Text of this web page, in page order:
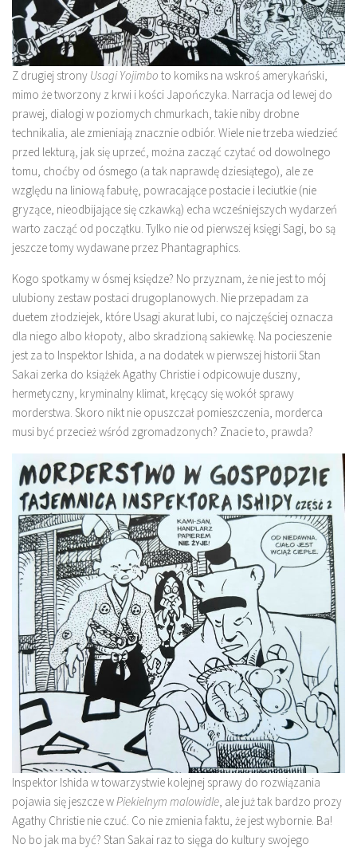
Z drugiej strony UsagiYojimbo to komiks na wskroś amerykański,
mimo że tworzony z krwi i kości Japończyka. Narracja od lewej do
prawej, dialogi w poziomych chmurkach, takie niby drobne
technikalia, ale zmieniają znacznie odbiór. Wiele nie trzeba wiedzieć
przed lekturą, jak się uprzeć, można zacząć czytać od dowolnego
tomu, choćby od ósmego (a tak naprawdę dziesiątego), ale ze
względu na liniową fabułę, powracające postacie i leciutkie (nie
gryzące, nieodbijające się czkawką) echa wcześniejszych wydarzeń
warto zacząć od początku. Tylko nie od pierwszej księgi Sagi, bo są
jeszcze tomy wydawane przez Phantagraphics.
Kogo spotkamy w ósmej księdze? No przyznam, że nie jest to mój
ulubiony zestaw postaci drugoplanowych. Nie przepadam za
duetem złodziejek, które Usagi akurat lubi, co najczęściej oznacza
dla niego albo kłopoty, albo skradzioną sakiewkę. Na pocieszenie
jest za to Inspektor Ishida, a na dodatek w pierwszej historii Stan
Sakai zerka do książek Agathy Christie i odpicowuje duszny,
hermetyczny, kryminalny klimat, kręcący się wokół sprawy
morderstwa. Skoro nikt nie opuszczał pomieszczenia, morderca
musi być przecież wśród zgromadzonych? Znacie to, prawda?
Inspektor Ishida w towarzystwie kolejnej sprawy do rozwiązania
pojawia się jeszcze wPiekielnym malowidle, ale już tak bardzo prozy
Agathy Christie nie czuć. Co nie zmienia faktu, że jest wybornie. Ba!
No bo jak ma być? Stan Sakai raz to sięga do kultury swojego